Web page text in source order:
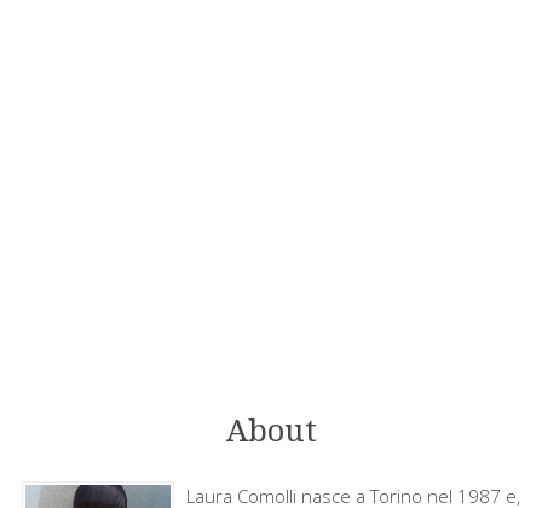
About
Laura Comolli nasce a Torino nel 1987 e,